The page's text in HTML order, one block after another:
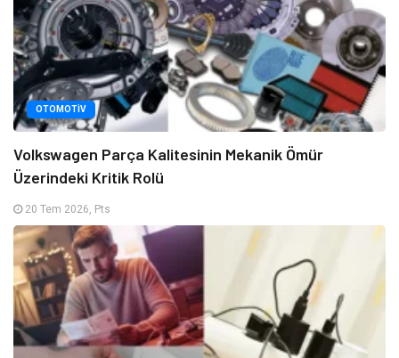
OTOMOTIV
Volkswagen Parça Kalitesinin Mekanik Ömür
Üzerindeki Kritik Rolü
20 Tem 2026, Pts